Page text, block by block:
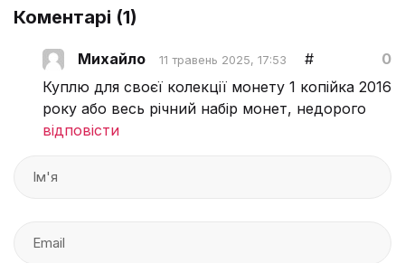
Коментарі (1)
Михайло 11 травень 2025, 17:53 #
0
Куплю для своєї колекції монету 1 копійка 2016
року або весь річний набір монет, недорого
відповісти